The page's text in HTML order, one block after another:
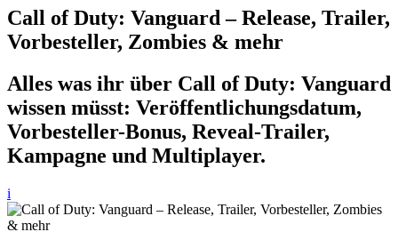
Call of Duty: Vanguard – Release, Trailer,
Vorbesteller, Zombies & mehr
Alles was ihr über Call of Duty: Vanguard
wissen müsst: Veröffentlichungsdatum,
Vorbesteller-Bonus, Reveal-Trailer,
Kampagne und Multiplayer.
i